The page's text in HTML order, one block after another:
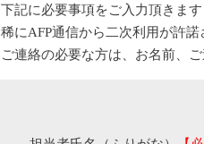
下記に必要事項をご入力頂きま
稀にAFP通信から二次利用が許
ご連絡の必要な方は、お名前、